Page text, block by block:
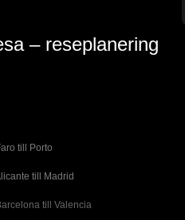
– reseplanering
till Porto
till Madrid
till Valencia